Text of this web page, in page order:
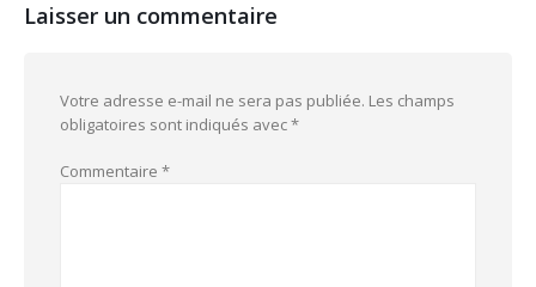
Laisser un commentaire
Votre adresse e-mail ne sera pas publiée. Les champs
obligatoires sont indiqués avec*
Commentaire *